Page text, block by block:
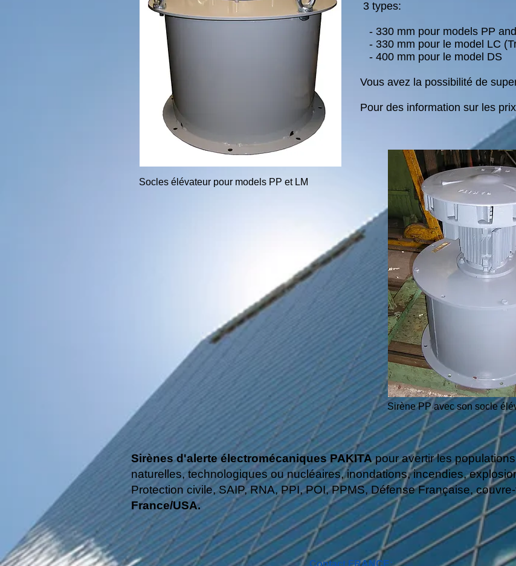
Socles élévateur pour models PP et LM
3 types:
- 330 mm pour models PP
- 330 mm pour le model LC
- 400 mm pour le model DS
Vous avez la possibilité de
Pour des information sur les
Sirène PP avec son socle
Sirènes d'alerte électromécaniques PAKITApour avertir les
naturelles, technologiques ou nucléaires, inondations, incendies,
Protection civile, SAIP, RNA, PPI, POI, PPMS, Défense Française,
France/USA.
Contact FRANCE: